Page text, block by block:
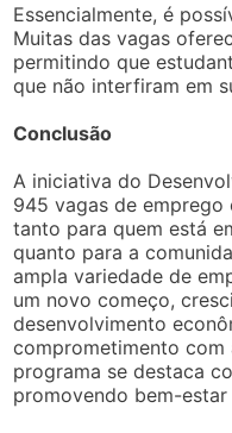
Essencialmente, é
Muitas das vagas
permitindo que
que não interfiram em
Conclusão
A iniciativa do
945 vagas de
tanto para quem está
quanto para a
ampla variedade de
um novo começo,
desenvolvimento
comprometimento com
programa se destaca
promovendo bem-